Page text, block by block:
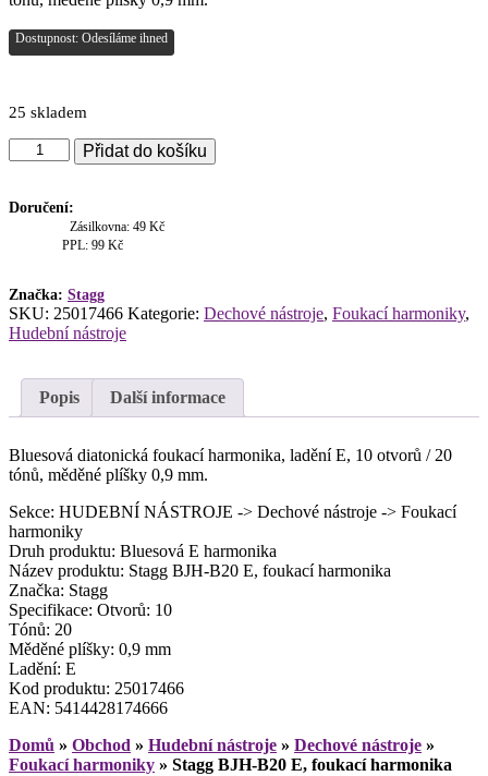
Dostupnost: Odesíláme ihned
25 skladem
Stagg
BJH-
E,
harmonika
Přidat do košíku
Doručení:
Zásilkovna: 49 Kč
PPL: 99 Kč
Značka: Stagg
SKU: 25017466 Kategorie: Dechové nástroje, Foukací harmoniky,
Hudební nástroje
Popis Další informace
Bluesová diatonická foukací harmonika, ladění E, 10 otvorů / 20
tónů, měděné plíšky 0,9 mm.
Sekce: HUDEBNÍ NÁSTROJE -> Dechové nástroje -> Foukací
harmoniky
Druh produktu: Bluesová E harmonika
Název produktu: Stagg BJH-B20 E, foukací harmonika
Značka: Stagg
Specifikace: Otvorů: 10
Tónů: 20
Měděné plíšky: 0,9 mm
Ladění: E
Kod produktu: 25017466
EAN: 5414428174666
Domů » Obchod » Hudební nástroje » Dechové nástroje »
Foukací harmoniky » Stagg BJH-B20 E, foukací harmonika